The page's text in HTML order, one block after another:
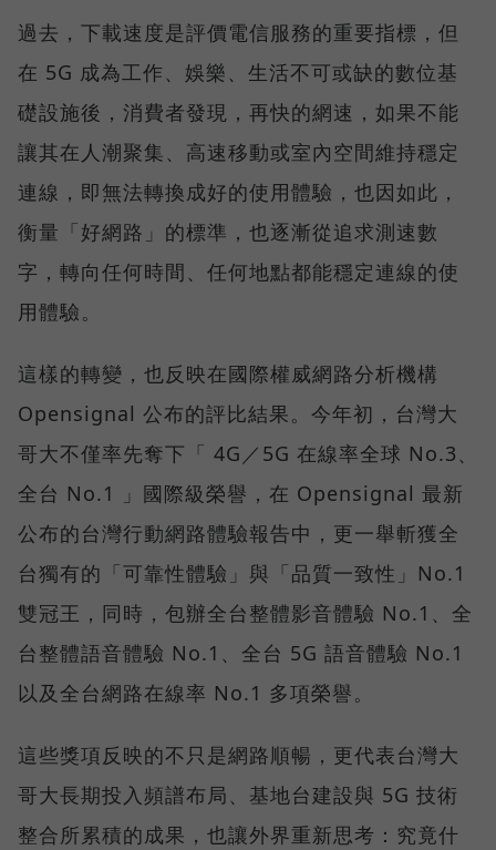
過去，下載速度是評價電信服務的重要指標，但
在 5G 成為工作、娛樂、生活不可或缺的數位基
礎設施後，消費者發現，再快的網速，如果不能
讓其在人潮聚集、高速移動或室內空間維持穩定
連線，即無法轉換成好的使用體驗，也因如此，
衡量「好網路」的標準，也逐漸從追求測速數
字，轉向任何時間、任何地點都能穩定連線的使
用體驗。
這樣的轉變，也反映在國際權威網路分析機構
Opensignal 公布的評比結果。今年初，台灣大
哥大不僅率先奪下「 4G／5G 在線率全球 No.3、
全台 No.1 」國際級榮譽，在 Opensignal 最新
公布的台灣行動網路體驗報告中，更一舉斬獲全
台獨有的「可靠性體驗」與「品質一致性」No.1
雙冠王，同時，包辦全台整體影音體驗 No.1、全
台整體語音體驗 No.1、全台 5G 語音體驗 No.1
以及全台網路在線率 No.1 多項榮譽。
這些獎項反映的不只是網路順暢，更代表台灣大
哥大長期投入頻譜布局、基地台建設與 5G 技術
整合所累積的成果，也讓外界重新思考：究竟什